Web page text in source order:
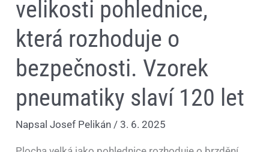
velikosti pohlednice,
která rozhoduje o
bezpečnosti. Vzorek
pneumatiky slaví 120 let
NapsalJosef Pelikán/3. 6. 2025